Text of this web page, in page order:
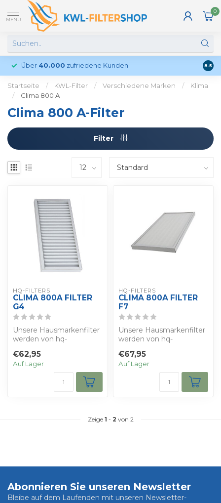
MENU
0
Über 40.000 zufriedene Kunden 8.5
Startseite / KWL-Filter / Verschiedene Marken /
Klima
/
Clima 800 A
Clima 800 A-Filter
Filter
HQ-FILTERS
CLIMA 800A FILTER
G4
Unsere Hausmarkenfilter
werden von hq-
die sich auf di...
€62,95
Auf Lager
HQ-FILTERS
CLIMA 800A FILTER
F7
Unsere Hausmarkenfilter
werden von hq-
die sich auf di...
€67,95
Auf Lager
Zeige 1 - 2 von 2
Abonnieren Sie unseren Newsletter
Bleibe auf dem Laufenden mit unseren Newsletter-